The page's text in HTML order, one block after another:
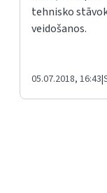
tehnisko
veidošanos.
05.07.2018, 16:43|